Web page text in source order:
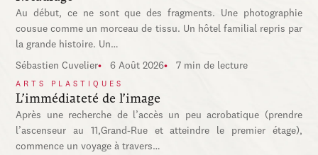
Au début, ce ne sont que des fragments. Une photographie
cousue comme un morceau de tissu. Un hôtel familial repris par
la grande histoire. Un…
Sébastien Cuvelier 6 Août 2026 7 min de lecture
ARTS PLASTIQUES
L’immédiateté de l’image
Après une recherche de l’accès un peu acrobatique (prendre
l’ascenseur au 11,Grand-Rue et atteindre le premier étage),
commence un voyage à travers…